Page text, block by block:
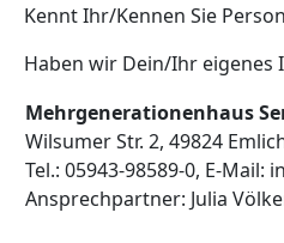
Kennt Ihr/Kennen Sie
Haben wir Dein/Ihr eigenes
Mehrgenerationenhaus
Wilsumer Str. 2, 49824
Tel.: 05943-98589-0, E-
Ansprechpartner: Julia